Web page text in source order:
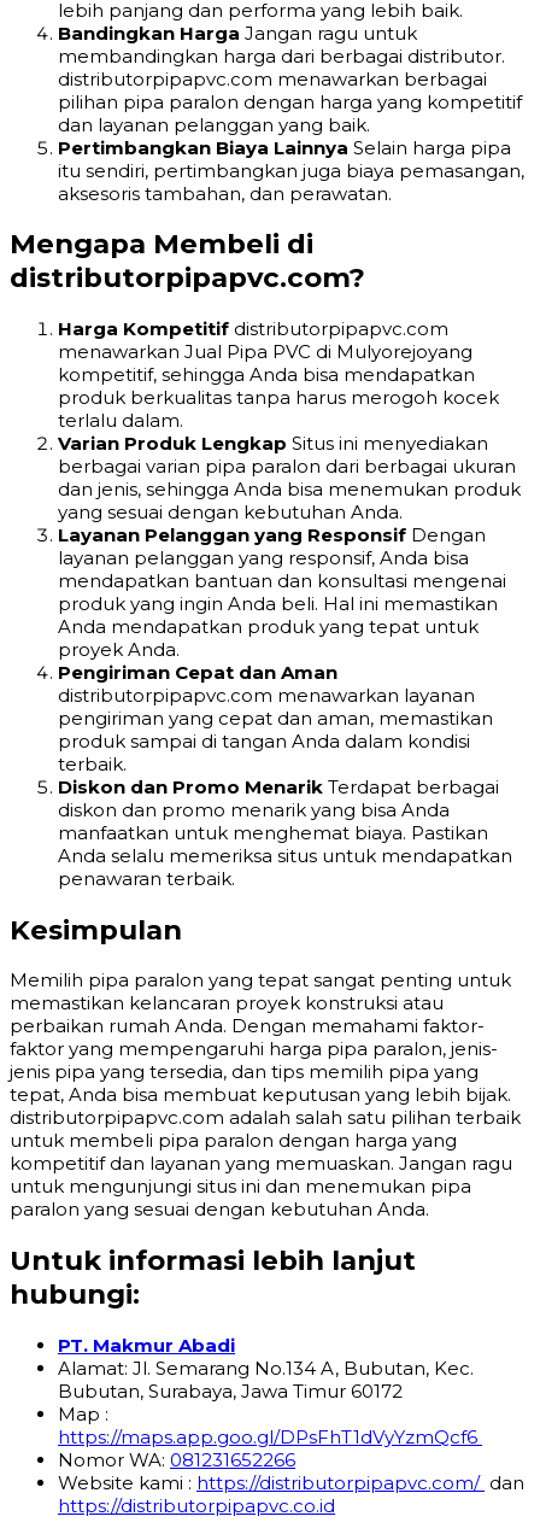
lebih panjang dan performa yang lebih baik.
Bandingkan Harga Jangan ragu untuk
membandingkan harga dari berbagai distributor.
distributorpipapvc.com menawarkan berbagai
pilihan pipa paralon dengan harga yang kompetitif
dan layanan pelanggan yang baik.
Pertimbangkan Biaya Lainnya Selain harga pipa
itu sendiri, pertimbangkan juga biaya pemasangan,
aksesoris tambahan, dan perawatan.
Mengapa Membeli di
distributorpipapvc.com?
Harga Kompetitif distributorpipapvc.com
menawarkan Jual Pipa PVC di Mulyorejoyang
kompetitif, sehingga Anda bisa mendapatkan
produk berkualitas tanpa harus merogoh kocek
terlalu dalam.
Varian Produk Lengkap Situs ini menyediakan
berbagai varian pipa paralon dari berbagai ukuran
dan jenis, sehingga Anda bisa menemukan produk
yang sesuai dengan kebutuhan Anda.
Layanan Pelanggan yang Responsif Dengan
layanan pelanggan yang responsif, Anda bisa
mendapatkan bantuan dan konsultasi mengenai
produk yang ingin Anda beli. Hal ini memastikan
Anda mendapatkan produk yang tepat untuk
proyek Anda.
Pengiriman Cepat dan Aman
distributorpipapvc.com menawarkan layanan
pengiriman yang cepat dan aman, memastikan
produk sampai di tangan Anda dalam kondisi
terbaik.
Diskon dan Promo Menarik Terdapat berbagai
diskon dan promo menarik yang bisa Anda
manfaatkan untuk menghemat biaya. Pastikan
Anda selalu memeriksa situs untuk mendapatkan
penawaran terbaik.
Kesimpulan
Memilih pipa paralon yang tepat sangat penting untuk
memastikan kelancaran proyek konstruksi atau
perbaikan rumah Anda. Dengan memahami faktor-
faktor yang mempengaruhi harga pipa paralon, jenis-
jenis pipa yang tersedia, dan tips memilih pipa yang
tepat, Anda bisa membuat keputusan yang lebih bijak.
distributorpipapvc.com adalah salah satu pilihan terbaik
untuk membeli pipa paralon dengan harga yang
kompetitif dan layanan yang memuaskan. Jangan ragu
untuk mengunjungi situs ini dan menemukan pipa
paralon yang sesuai dengan kebutuhan Anda.
Untuk informasi lebih lanjut
hubungi:
PT. Makmur Abadi
Alamat: Jl. Semarang No.134 A, Bubutan, Kec.
Bubutan, Surabaya, Jawa Timur 60172
Map :
https://maps.app.goo.gl/DPsFhT1dVyYzmQcf6
Nomor WA: 081231652266
Website kami : https://distributorpipapvc.com/ dan
https://distributorpipapvc.co.id